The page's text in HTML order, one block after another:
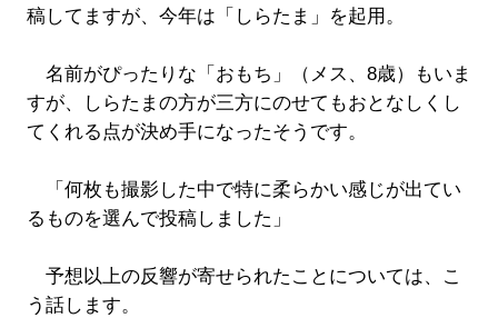
稿してますが、今年は「しらたま」を起用。
名前がぴったりな「おもち」（メス、8歳）もいま
すが、しらたまの方が三方にのせてもおとなしくし
てくれる点が決め手になったそうです。
「何枚も撮影した中で特に柔らかい感じが出てい
るものを選んで投稿しました」
予想以上の反響が寄せられたことについては、こ
う話します。